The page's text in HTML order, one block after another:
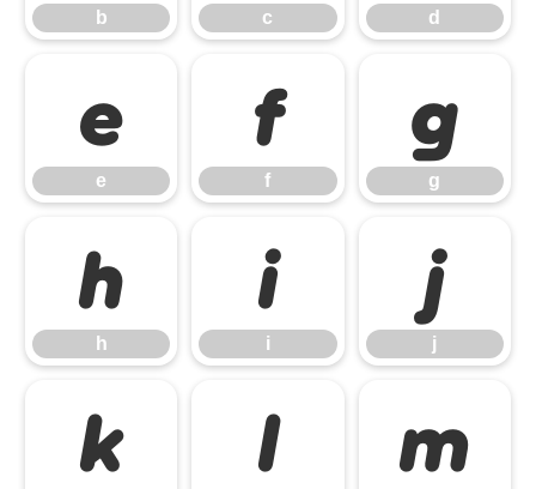
b c d
e
e
f
f
g
g
h
h
i
i
j
j
k l m